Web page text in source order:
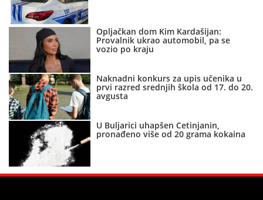
Opljačkan dom Kim Kardašijan:
Provalnik ukrao automobil, pa se
vozio po kraju
Naknadni konkurs za upis učenika u
prvi razred srednjih škola od 17. do 20.
avgusta
U Buljarici uhapšen Cetinjanin,
pronađeno više od 20 grama kokaina